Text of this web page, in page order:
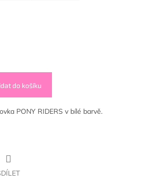
do košíku
PONY RIDERS v bílé barvě.